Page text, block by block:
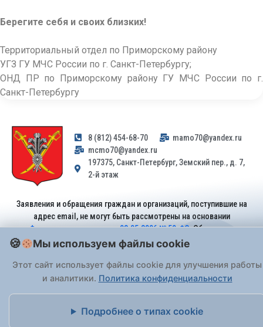
Берегите себя и своих близких!
Территориальный отдел по Приморскому району
УГЗ ГУ МЧС России по г. Санкт-Петербургу;
ОНД ПР по Приморскому району ГУ МЧС России по г.
Санкт-Петербургу
8 (812) 454-68-70
mamo70@yandex.ru
mcmo70@yandex.ru
197375, Санкт-Петербург, Земский пер., д. 7,
2-й этаж
Заявления и обращения граждан и организаций, поступившие на
адрес email, не могут быть рассмотрены на основании
Федерального закона от 02.05.2006 № 59-ФЗ. Обращения
принимаются только: по почте, черезпортал «Госуслуги» (ЕПГУ)
Мы используем файлы cookie
Этот сайт использует файлы cookie для улучшения работы
и аналитики. Политика конфиденциальности
Подробнее о типах cookie